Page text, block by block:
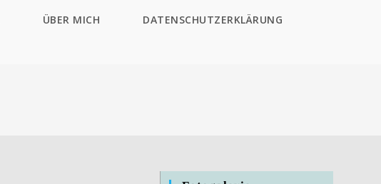
ÜBER MICH DATENSCHUTZERKLÄRUNG